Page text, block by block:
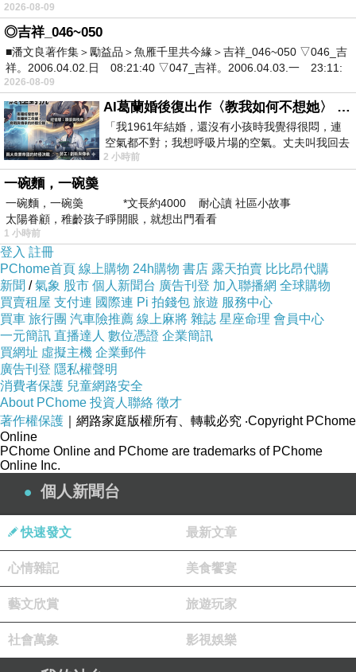
2026-08-09
◎吉祥_046~050
■潘文良著作集＞勵益品＞魚雁千里共今緣＞吉祥_046~050 ▽046_吉
祥。2006.04.02.日 08:21:40 ▽047_吉祥。2006.04.03.一 23:11:
2026-08-09
AI葛蘭婚後復出作〈教我如何不想她〉 #戀上老電影 #葛蘭 #粟子
「我1961年結婚，還沒有小孩時我覺得很悶，連
空氣都不對；我想呼吸片場的空氣。丈夫叫我回去
試試看……拍了〈教我如何不想她〉（1963
2 小時前
一碗麵，一碗羮
一碗麵，一碗羮 *文長約4000 耐心讀 社區小故事
太陽眷顧，稚齡孩子睜開眼，就想出門看看
1 小時前
登入 註冊
PChome首頁 線上購物 24h購物 書店 露天拍賣 比比昂代購
新聞 /氣象 股市 個人新聞台 廣告刊登 加入聯播網 全球購物
買賣租屋 支付連 國際連 Pi 拍錢包 旅遊 服務中心
買車 旅行團 汽車險推薦 線上麻將 雜誌 星座命理 會員中心
一元簡訊 直播達人 數位憑證 企業簡訊
買網址 虛擬主機 企業郵件
廣告刊登 隱私權聲明
消費者保護 兒童網路安全
About PChome 投資人聯絡 徵才
著作權保護 ｜網路家庭版權所有、轉載必究 ‧Copyright PChome
Online
PChome Online and PChome are trademarks of PChome
Online Inc.
個人新聞台
快速發文 最新文章
心情雜記 美食饗宴
藝文欣賞 旅遊玩家
社會萬象 影視娛樂